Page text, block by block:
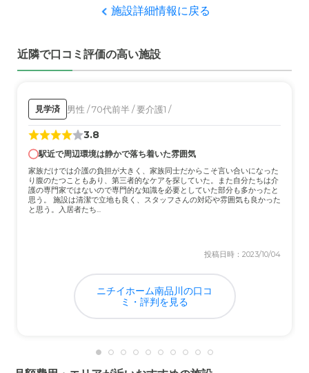
施設詳細情報に戻る
近隣で口コミ評価の高い施設
見学済 男性 / 70代前半 / 要介護1 /
3.8
駅近で周辺環境は静かで落ち着いた雰囲気
家族だけでは介護の負担が大きく、家族同士だからこそ言い合いになった
り腹のたつこともあり、第三者的なケアを探していた。また自分たちは介
護の専門家ではないので専門的な知識を必要としていた部分も多かったと
思う。 施設は清潔で立地も良く、スタッフさんの対応や雰囲気も良かった
と思う。入居者たち...
投稿日時：2023/10/04
ニチイホーム南品川の口コ
ミ・評判を見る